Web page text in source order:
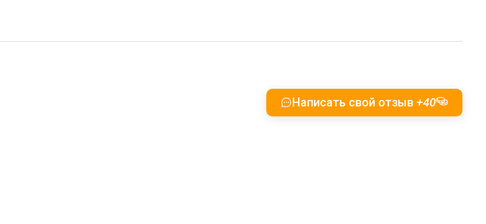
Написать свой отзыв +40